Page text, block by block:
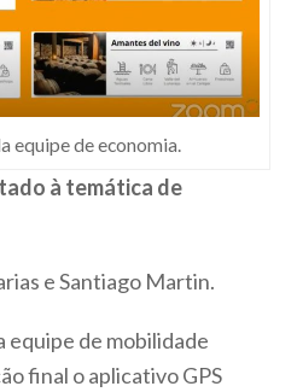
equipe de economia.
à temática de
e Santiago Martin.
equipe de mobilidade
final o aplicativo GPS